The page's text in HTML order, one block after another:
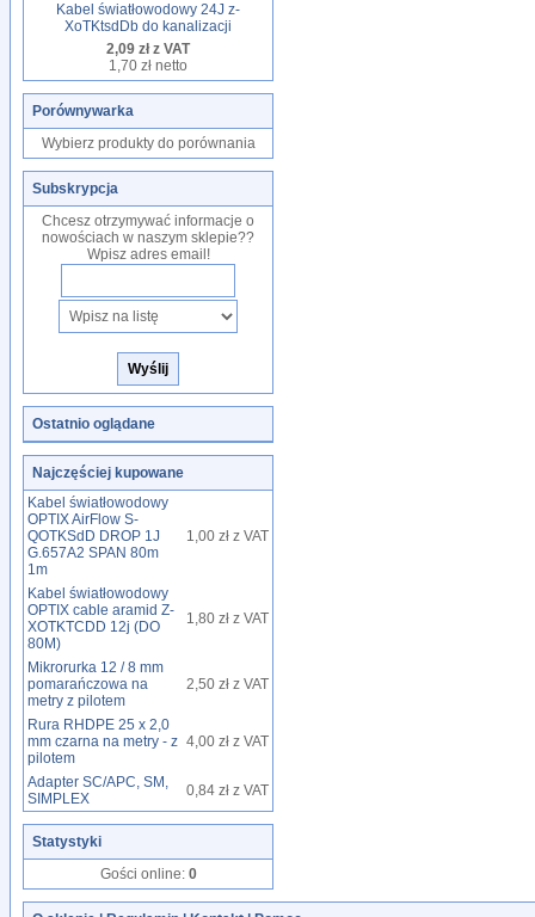
Kabel światłowodowy 24J z-
XoTKtsdDb do kanalizacji
2,09 zł z VAT
1,70 zł netto
Porównywarka
Wybierz produkty do porównania
Subskrypcja
Chcesz otrzymywać informacje o
nowościach w naszym sklepie??
Wpisz adres email!
Ostatnio oglądane
Najczęściej kupowane
Kabel światłowodowy
OPTIX AirFlow S-
QOTKSdD DROP 1J
G.657A2 SPAN 80m
1m
1,00 zł z VAT
Kabel światłowodowy
OPTIX cable aramid Z-
XOTKTCDD 12j (DO
80M)
1,80 zł z VAT
Mikrorurka 12 / 8 mm
pomarańczowa na
metry z pilotem
2,50 zł z VAT
Rura RHDPE 25 x 2,0
mm czarna na metry - z
pilotem
4,00 zł z VAT
Adapter SC/APC, SM,
SIMPLEX
0,84 zł z VAT
Statystyki
Gości online: 0